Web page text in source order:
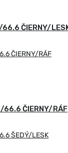
ČIERNY/
66.6 ČIERNY/RÁF